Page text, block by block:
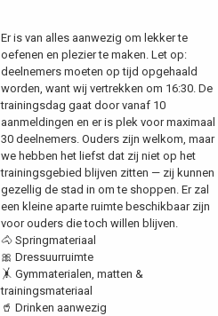
Er is van alles aanwezig om lekker te
oefenen en plezier te maken. Let op:
deelnemers moeten op tijd opgehaald
worden, want wij vertrekken om 16:30. De
trainingsdag gaat door vanaf 10
aanmeldingen en er is plek voor maximaal
30 deelnemers. Ouders zijn welkom, maar
we hebben het liefst dat zij niet op het
trainingsgebied blijven zitten — zij kunnen
gezellig de stad in om te shoppen. Er zal
een kleine aparte ruimte beschikbaar zijn
voor ouders die toch willen blijven.
🐴 Springmateriaal
🎀 Dressuurruimte
🤸 Gymmaterialen, matten &
trainingsmateriaal
🥤 Drinken aanwezig